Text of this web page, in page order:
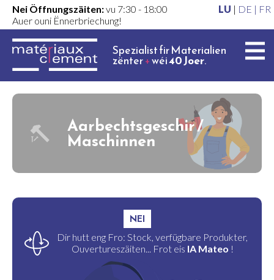
Nei Öffnungszäiten:vu 7:30 - 18:00
Auer ouni Ënnerbriechung!
LU | DE | FR
Spezialist fir Materialien
zënter+wéi40 Joer.
Aarbechtsgeschir /
Maschinnen
NEI
Dir hutt eng Fro: Stock, verfügbare Produkter,
Ouvertureszäiten... Frot eis IA Mateo !